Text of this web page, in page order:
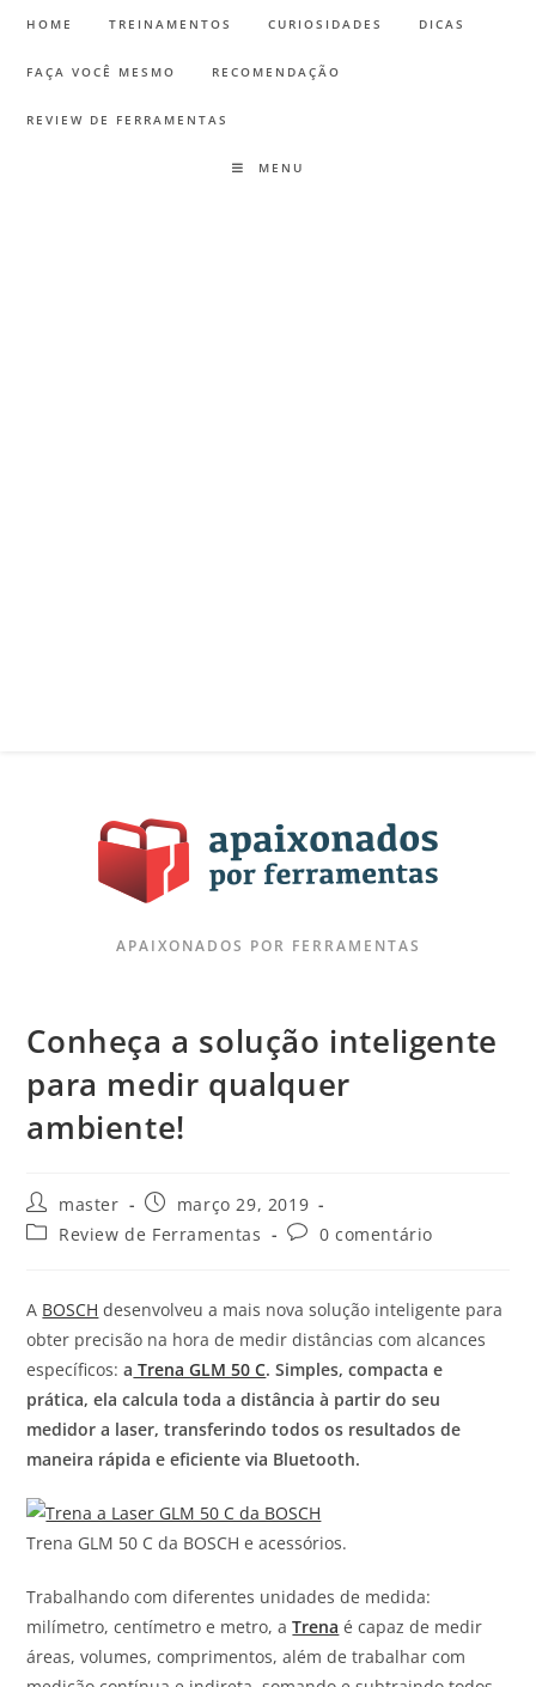
HOME TREINAMENTOS CURIOSIDADES DICAS
FAÇA VOCÊ MESMO RECOMENDAÇÃO
REVIEW DE FERRAMENTAS
MENU
APAIXONADOS POR FERRAMENTAS
Conheça a solução inteligente
para medir qualquer
ambiente!
master
março 29, 2019
Review de Ferramentas
0 comentário
A BOSCH desenvolveu a mais nova solução inteligente para
obter precisão na hora de medir distâncias com alcances
específicos: a Trena GLM 50 C. Simples, compacta e
prática, ela calcula toda a distância à partir do seu
medidor a laser, transferindo todos os resultados de
maneira rápida e eficiente via Bluetooth.
Trena GLM 50 C da BOSCH e acessórios.
Trabalhando com diferentes unidades de medida:
milímetro, centímetro e metro, aTrena é capaz de medir
áreas, volumes, comprimentos, além de trabalhar com